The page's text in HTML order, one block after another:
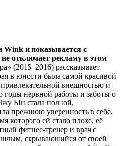
Wink и показывается с
отключает рекламу в этом
(2015–2016) рассказывает
в юности была самой красивой
внешностью и
годы нервной работы и заботы о
Ын стала полной,
прежнюю уверенность в себе.
которого ей стало плохо, её
фитнес-тренер и врач с
скрывающийся от своей